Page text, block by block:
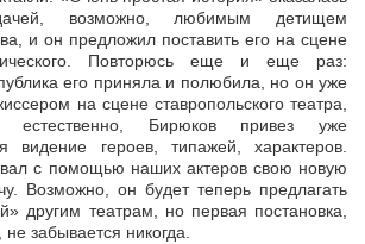
возможно, любимым детищем
и он предложил поставить его на сцене
Повторюсь еще и еще раз:
его приняла и полюбила, но он уже
на сцене ставропольского театра,
естественно, Бирюков привез уже
видение героев, типажей, характеров.
с помощью наших актеров свою новую
Возможно, он будет теперь предлагать
другим театрам, но первая постановка,
забывается никогда.